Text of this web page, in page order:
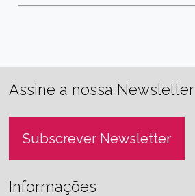
Assine a nossa Newsletter
Subscrever Newsletter
Informações